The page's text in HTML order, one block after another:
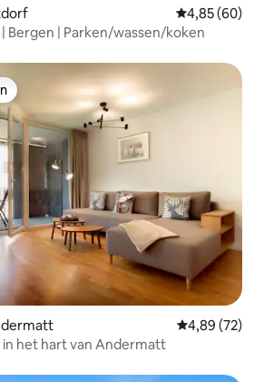
Gemiddelde
4,85 (60)
Bergen | Parken/wassen/koken
Gemiddelde
4,89 (72)
in het hart van Andermatt